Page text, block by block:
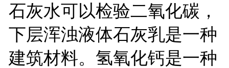
石灰水可以检验二氧化碳，
下层浑浊液体石灰乳是一种
建筑材料。氢氧化钙是一种